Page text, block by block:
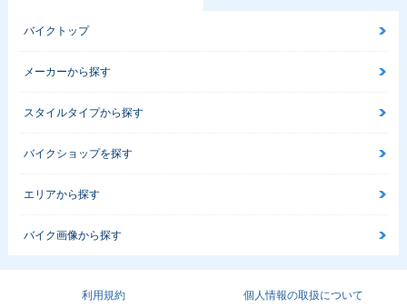
2015年 CB1300 S
l Edition・特別・
2012年 CB1300 S 2012年 CB1300 S 2012年 CB1300 S
バイクトップ
メーカーから探す
スタイルタイプから探す
バイクショップを探す
エリアから探す
バイク画像から探す
利用規約 個人情報の取扱について